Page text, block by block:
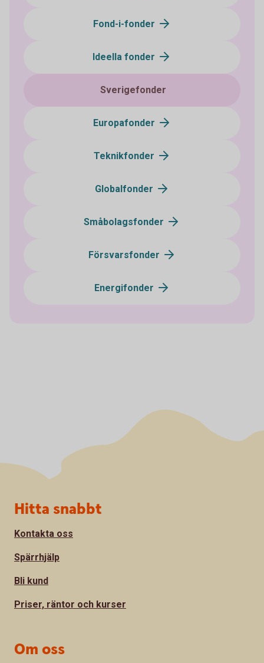
Fond-i-fonder
Ideella fonder
Sverigefonder
Europafonder
Teknikfonder
Globalfonder
Småbolagsfonder
Försvarsfonder
Energifonder
Sidfot
Hitta snabbt
Kontakta oss
Spärrhjälp
Bli kund
Priser, räntor och kurser
Om oss